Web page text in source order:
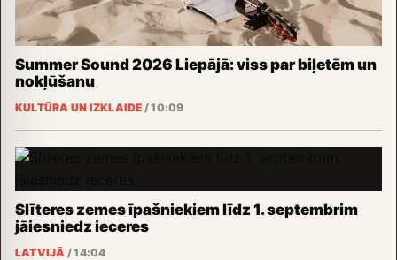
Summer Sound 2026 Liepājā: viss par biļetēm un
nokļūšanu
KULTŪRA UN IZKLAIDE /10:09
Slīteres zemes īpašniekiem līdz 1. septembrim
jāiesniedz ieceres
LATVIJĀ /14:04